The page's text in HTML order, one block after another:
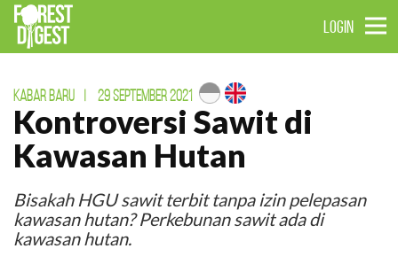
LOGIN
KABAR BARU 29 SEPTEMBER 2021
Kontroversi Sawit di
Kawasan Hutan
Bisakah HGU sawit terbit tanpa izin pelepasan
kawasan hutan? Perkebunan sawit ada di
kawasan hutan.